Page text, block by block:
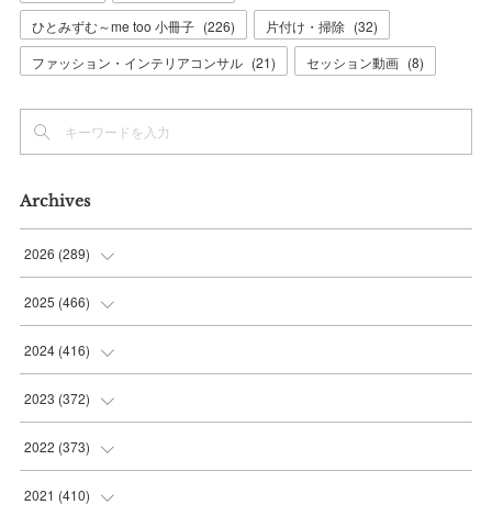
ひとみずむ～me too 小冊子 (226) 片付け・掃除 (32)
ファッション・インテリアコンサル (21) セッション動画 (8)
Archives
2026 (289)
(10
(36
(37
(42
2025 (466)
(56
(37
(35
(36
2024 (416)
(38
(39
(38
2023 (372)
(31
(30
2022 (373)
(31
2021 (410)